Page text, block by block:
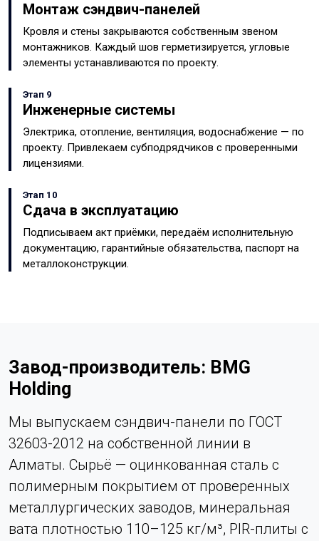
Монтаж сэндвич-панелей
Кровля и стены закрываются собственным звеном
монтажников. Каждый шов герметизируется, угловые
элементы устанавливаются по проекту.
Этап 9
Инженерные системы
Электрика, отопление, вентиляция, водоснабжение — по
проекту. Привлекаем субподрядчиков с проверенными
лицензиями.
Этап 10
Сдача в эксплуатацию
Подписываем акт приёмки, передаём исполнительную
документацию, гарантийные обязательства, паспорт на
металлоконструкции.
Завод-производитель: BMG
Holding
Мы выпускаем сэндвич-панели по ГОСТ
32603-2012 на собственной линии в
Алматы. Сырьё — оцинкованная сталь с
полимерным покрытием от проверенных
металлургических заводов, минеральная
вата плотностью 110–125 кг/м³, PIR-плиты с